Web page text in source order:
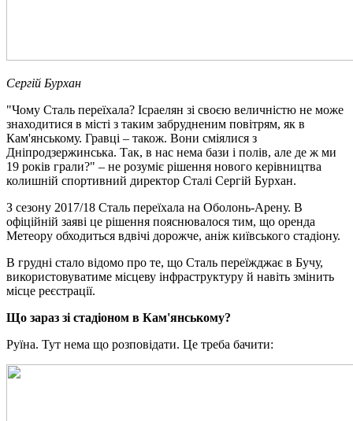
Сергій Бурхан
"Чому Сталь переїхала? Ісраелян зі своєю величністю не може
знаходитися в місті з таким забрудненим повітрям, як в
Кам'янському. Гравці – також. Вони сміялися з
Дніпродзержинська. Так, в нас нема бази і полів, але де ж ми
19 років грали?" – не розуміє рішення нового керівництва
колишній спортивний директор Сталі Сергій Бурхан.
З сезону 2017/18 Сталь переїхала на Оболонь-Арену. В
офіційній заяві це рішення пояснювалося тим, що оренда
Метеору обходиться вдвічі дорожче, аніж київського стадіону.
В грудні стало відомо про те, що Сталь переїжджає в Бучу,
використовуватиме місцеву інфраструктуру й навіть змінить
місце реєстрації.
Що зараз зі стадіоном в Кам'янському?
Руїна. Тут нема що розповідати. Це треба бачити: